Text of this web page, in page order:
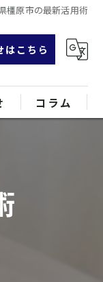
橿原市の最新活用術
はこちら
コラム